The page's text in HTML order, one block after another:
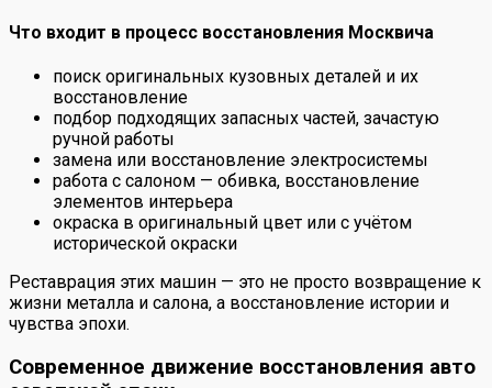
Что входит в процесс восстановления Москвича
поиск оригинальных кузовных деталей и их
восстановление
подбор подходящих запасных частей, зачастую
ручной работы
замена или восстановление электросистемы
работа с салоном — обивка, восстановление
элементов интерьера
окраска в оригинальный цвет или с учётом
исторической окраски
Реставрация этих машин — это не просто возвращение к
жизни металла и салона, а восстановление истории и
чувства эпохи.
Современное движение восстановления авто